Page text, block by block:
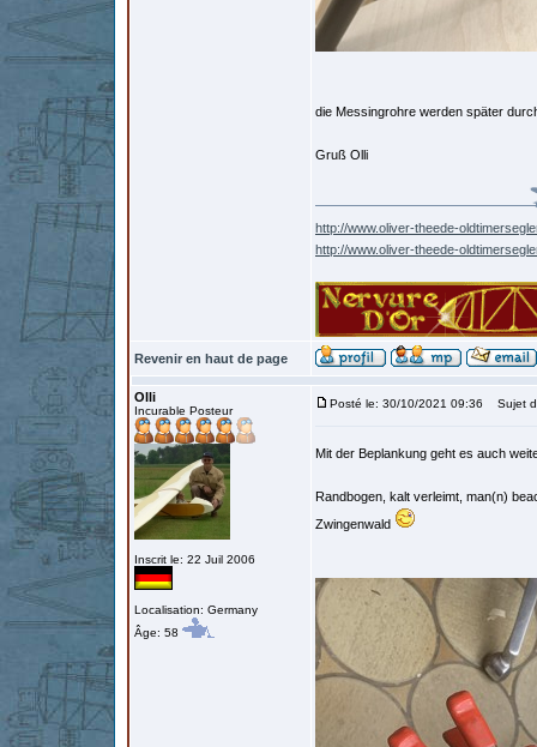
die Messingrohre werden später
Gruß Olli
http://www.oliver-theede-
http://www.oliver-theede-
Revenir en haut de page
Olli
Incurable Posteur
Inscrit le: 22 Juil 2006
Localisation: Germany
Âge: 58
Posté le: 30/10/2021 09:36 Sujet
Mit der Beplankung geht es auch
Randbogen, kalt verleimt, man(n)
Zwingenwald